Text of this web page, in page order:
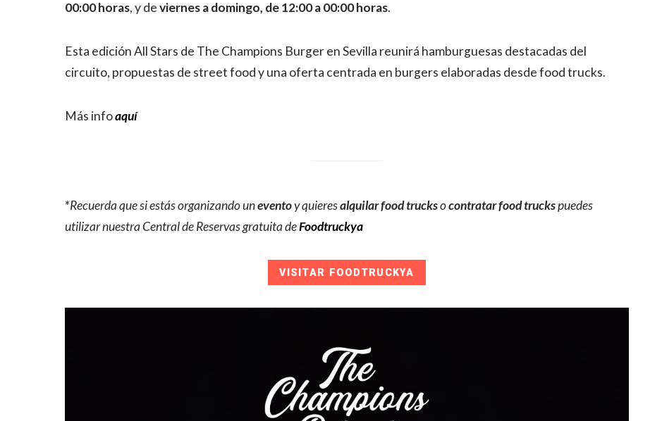
00:00 horas, y deviernes a domingo, de 12:00 a 00:00 horas.
Esta edición All Stars de The Champions Burger en Sevilla reunirá hamburguesas destacadas del
circuito, propuestas de street food y una oferta centrada en burgers elaboradas desde food trucks.
Más infoaquí
*Recuerda que si estás organizando uneventoy quieresalquilar food trucksocontratar food truckspuedes
utilizar nuestra Central de Reservas gratuita deFoodtruckya
VISITAR FOODTRUCKYA